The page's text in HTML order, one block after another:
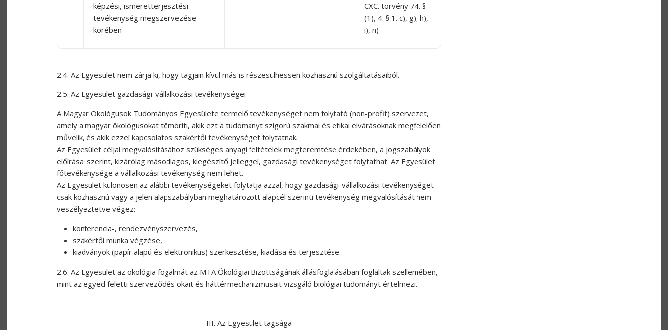
képzési, ismeretterjesztési
tevékenység megszervezése
körében
CXC. törvény 74. §
(1), 4. § 1. c), g), h),
i), n)
2.4. Az Egyesület nem zárja ki, hogy tagjain kívül más is részesülhessen közhasznú szolgáltatásaiból.
2.5. Az Egyesület gazdasági-vállalkozási tevékenységei
A Magyar Ökológusok Tudományos Egyesülete termelő tevékenységet nem folytató (non-profit) szervezet,
amely a magyar ökológusokat tömöríti, akik ezt a tudományt szigorú szakmai és etikai elvárásoknak megfelelően
művelik, és akik ezzel kapcsolatos szakértői tevékenységet folytatnak.
Az Egyesület céljai megvalósításához szükséges anyagi feltételek megteremtése érdekében, a jogszabályok
előírásai szerint, kizárólag másodlagos, kiegészítő jelleggel, gazdasági tevékenységet folytathat. Az Egyesület
főtevékenysége a vállalkozási tevékenység nem lehet.
Az Egyesület különösen az alábbi tevékenységeket folytatja azzal, hogy gazdasági-vállalkozási tevékenységet
csak közhasznú vagy a jelen alapszabályban meghatározott alapcél szerinti tevékenység megvalósítását nem
veszélyeztetve végez:
konferencia-, rendezvényszervezés,
szakértői munka végzése,
kiadványok (papír alapú és elektronikus) szerkesztése, kiadása és terjesztése.
2.6. Az Egyesület az ökológia fogalmát az MTA Ökológiai Bizottságának állásfoglalásában foglaltak szellemében,
mint az egyed feletti szerveződés okait és háttérmechanizmusait vizsgáló biológiai tudományt értelmezi.
III. Az Egyesület tagsága